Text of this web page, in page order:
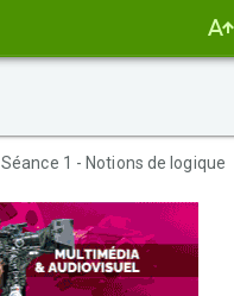
Séance 1 - Notions de logique